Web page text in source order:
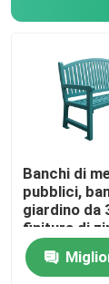
Mobili per
Banchi di
pubblici,
giardino da
finitura di
spruzzante.